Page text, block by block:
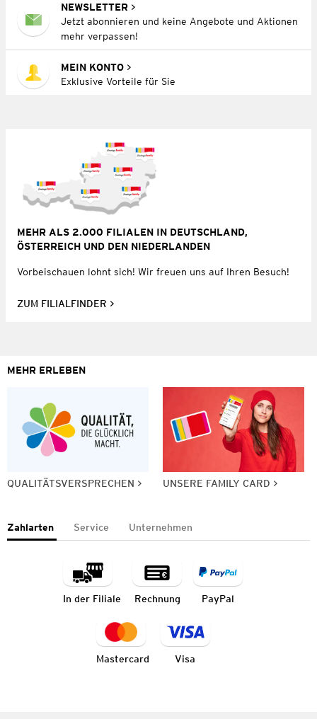
NEWSLETTER
Jetzt abonnieren und keine Angebote und Aktionen
mehr verpassen!
MEIN KONTO
Exklusive Vorteile für Sie
MEHR ALS 2.000 FILIALEN IN DEUTSCHLAND,
ÖSTERREICH UND DEN NIEDERLANDEN
Vorbeischauen lohnt sich! Wir freuen uns auf Ihren Besuch!
ZUM FILIALFINDER
MEHR ERLEBEN
QUALITÄTSVERSPRECHEN UNSERE FAMILY CARD
Zahlarten Service Unternehmen
In der Filiale Rechnung PayPal
Mastercard Visa